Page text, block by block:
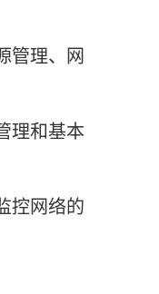
管理、网
理和基本
控网络的